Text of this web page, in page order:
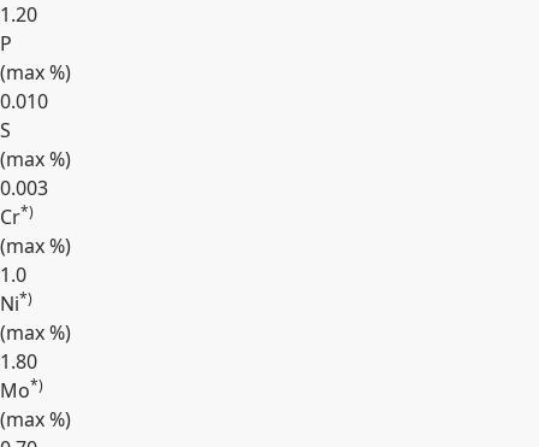
1.20
P
(max%)
0.010
S
(max%)
0.003
Cr*)
(max%)
1.0
Ni*)
(max%)
1.80
Mo*)
(max%)